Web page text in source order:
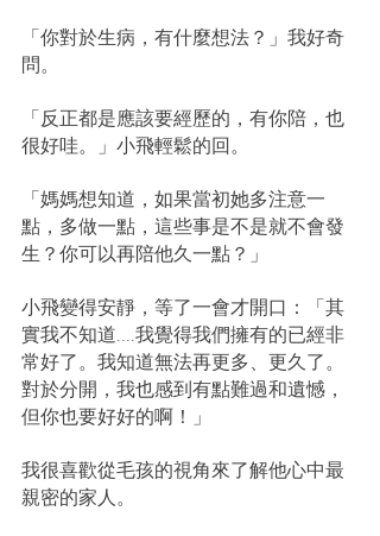
「你對於生病，有什麼想法？」我好奇
問。
「反正都是應該要經歷的，有你陪，也
很好哇。」小飛輕鬆的回。
「媽媽想知道，如果當初她多注意一
點，多做一點，這些事是不是就不會發
生？你可以再陪他久一點？」
小飛變得安靜，等了一會才開口：「其
實我不知道....我覺得我們擁有的已經非
常好了。我知道無法再更多、更久了。
對於分開，我也感到有點難過和遺憾，
但你也要好好的啊！」
我很喜歡從毛孩的視角來了解他心中最
親密的家人。